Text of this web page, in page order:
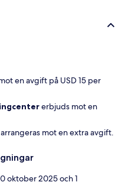
en avgift på USD 15 per
erbjuds mot en
mot en extra avgift.
oktober 2025 och 1